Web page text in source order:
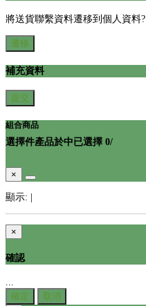
將送貨聯繫資料遷移到個人資料?
遷移
補充資料
提交
組合商品
選擇件產品於中已選擇 0/
×
顯示:
×
確認
...
確定
取消